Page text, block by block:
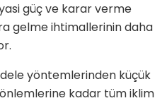
güç ve karar verme
gelme ihtimallerinin daha
yöntemlerinden küçük
kadar tüm iklim